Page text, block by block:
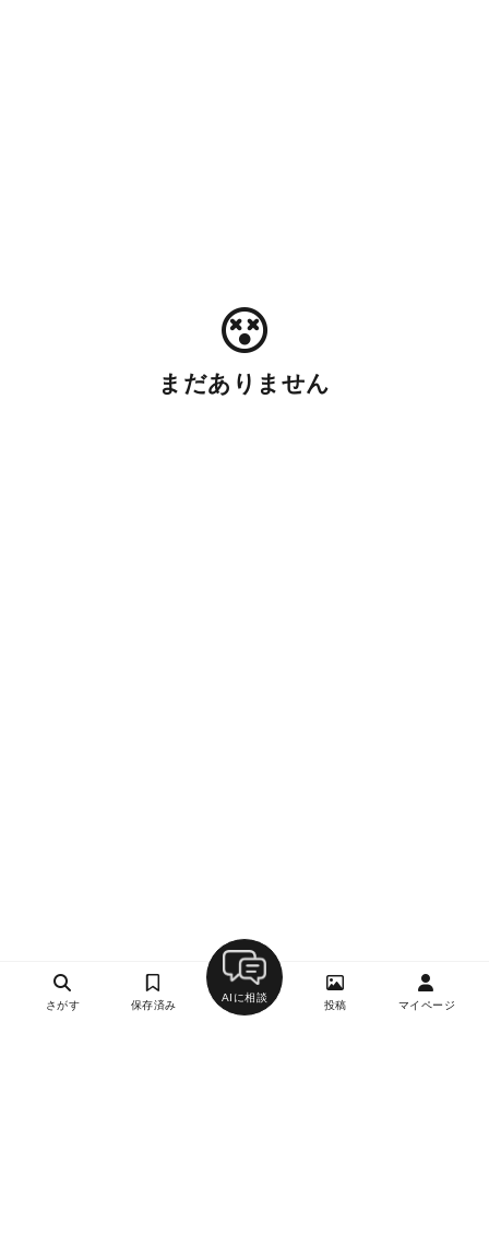
まだありません
さがす 保存済み
AIに相談
投稿 マイページ